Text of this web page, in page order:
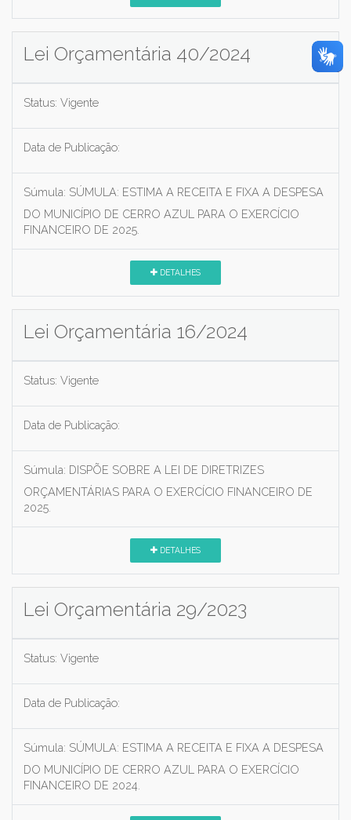
Lei Orçamentária 40/2024
Status: Vigente
Data de Publicação:
Súmula: SÚMULA: ESTIMA A RECEITA E FIXA A DESPESA
DO MUNICÍPIO DE CERRO AZUL PARA O EXERCÍCIO
FINANCEIRO DE 2025.
DETALHES
Lei Orçamentária 16/2024
Status: Vigente
Data de Publicação:
Súmula: DISPÕE SOBRE A LEI DE DIRETRIZES
ORÇAMENTÁRIAS PARA O EXERCÍCIO FINANCEIRO DE
2025.
DETALHES
Lei Orçamentária 29/2023
Status: Vigente
Data de Publicação:
Súmula: SÚMULA: ESTIMA A RECEITA E FIXA A DESPESA
DO MUNICÍPIO DE CERRO AZUL PARA O EXERCÍCIO
FINANCEIRO DE 2024.